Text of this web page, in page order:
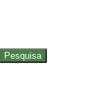
Pesquisa